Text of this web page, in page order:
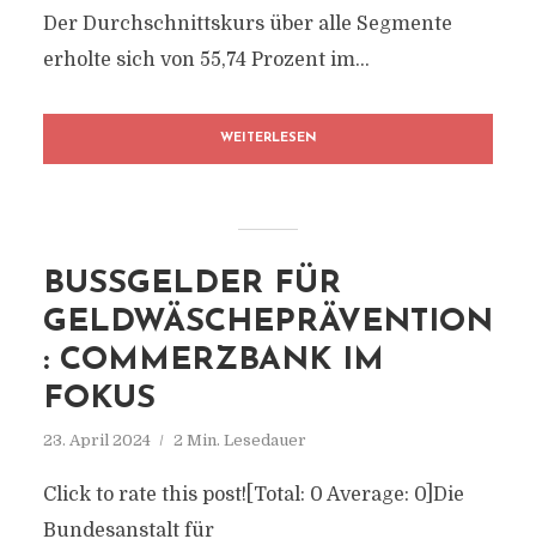
Der Durchschnittskurs über alle Segmente
erholte sich von 55,74 Prozent im...
WEITERLESEN
BUSSGELDER FÜR G
ELDWÄSCHEPRÄVENTION:
COMMERZBANK IM F
OKUS
23. April 2024 2 Min. Lesedauer
Click to rate this post![Total: 0 Average: 0]Die
Bundesanstalt für